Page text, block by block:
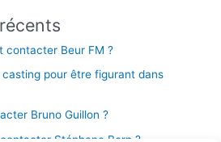
contacter Beur FM ?
casting pour être figurant dans
Bruno Guillon ?
Stéphane Bern ?